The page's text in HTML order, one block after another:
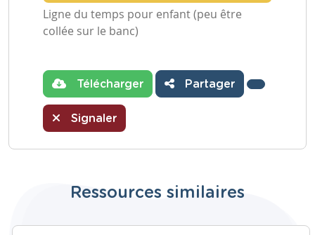
Ligne du temps pour enfant (peu être
collée sur le banc)
Télécharger Partager
Signaler
Ressources similaires